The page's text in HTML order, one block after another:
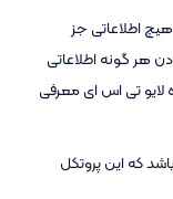
اطلاعاتی جز
هر گونه اطلاعاتی
تی اس ای معرفی
که این پروتکل